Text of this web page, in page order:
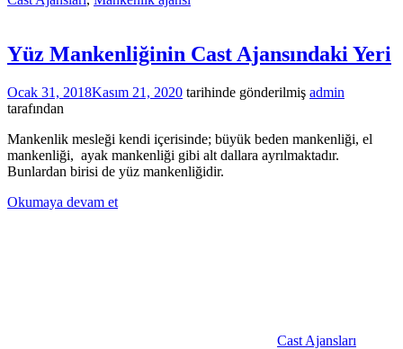
Yüz Mankenliğinin Cast Ajansındaki Yeri
Ocak 31, 2018Kasım 21, 2020 tarihinde gönderilmiş admin
tarafından
Mankenlik mesleği kendi içerisinde; büyük beden mankenliği, el
mankenliği, ayak mankenliği gibi alt dallara ayrılmaktadır.
Bunlardan birisi de yüz mankenliğidir.
Okumaya devam et
Cast Ajansları